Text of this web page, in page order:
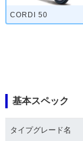
CORDI 50
基本スペック
タイプグレード名